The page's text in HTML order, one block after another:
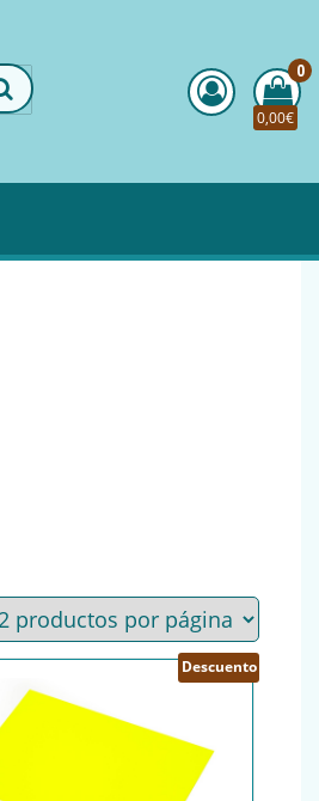
0
0,00€
Descuento